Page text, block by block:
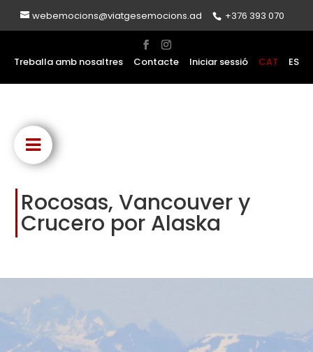
webemocions@viatgesemocions.ad +376 393 070
Treballa amb nosaltres Contacte Iniciar sessió CAT ES
Rocosas, Vancouver y
Crucero por Alaska